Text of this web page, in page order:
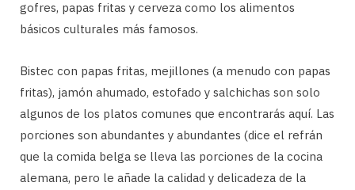
gofres, papas fritas y cerveza como los alimentos
básicos culturales más famosos.
Bistec con papas fritas, mejillones (a menudo con papas
fritas), jamón ahumado, estofado y salchichas son solo
algunos de los platos comunes que encontrarás aquí. Las
porciones son abundantes y abundantes (dice el refrán
que la comida belga se lleva las porciones de la cocina
alemana, pero le añade la calidad y delicadeza de la